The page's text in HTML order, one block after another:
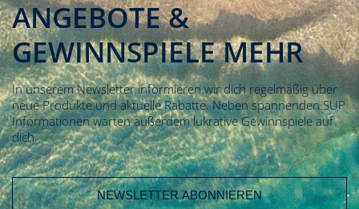
ANGEBOTE &
GEWINNSPIELE MEHR
In unserem Newsletter informieren wir dich regelmäßig über
neue Produkte und aktuelle Rabatte. Neben spannenden SUP
Informationen warten außerdem lukrative Gewinnspiele auf
dich.
E-Mail Adresse